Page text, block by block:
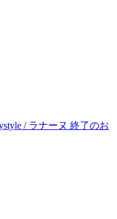
/ ラナーヌ 終了のお